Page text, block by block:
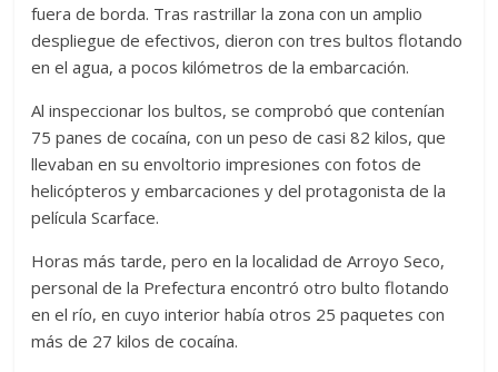
fuera de borda. Tras rastrillar la zona con un amplio
despliegue de efectivos, dieron con tres bultos flotando
en el agua, a pocos kilómetros de la embarcación.
Al inspeccionar los bultos, se comprobó que contenían
75 panes de cocaína, con un peso de casi 82 kilos, que
llevaban en su envoltorio impresiones con fotos de
helicópteros y embarcaciones y del protagonista de la
película Scarface.
Horas más tarde, pero en la localidad de Arroyo Seco,
personal de la Prefectura encontró otro bulto flotando
en el río, en cuyo interior había otros 25 paquetes con
más de 27 kilos de cocaína.